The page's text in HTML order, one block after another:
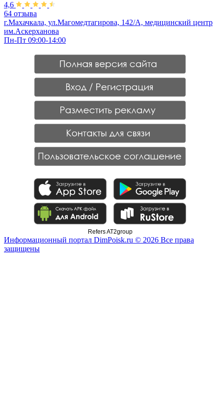
4,6
64 отзыва
г.Махачкала, ул.Магомедтагирова, 142/А, медицинский центр
им.Аскерханова
Пн-Пт 09:00-14:00
Refers AT2group
Информационный портал DimPoisk.ru © 2026 Все права
защищены